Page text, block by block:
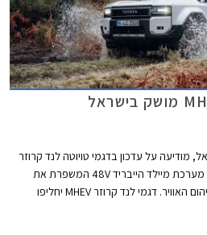
מודיעה על עדכון בדגמי טויוטה לנד קרוזר
2026. רכב השטח האייקוני מקבל מערכת מיילד הייבריד 48V המשפרת את
חוויית הנהיגה ותורמת להפחתת זיהום האוויר. דגמי לנד קרוזר MHEV יחליפו